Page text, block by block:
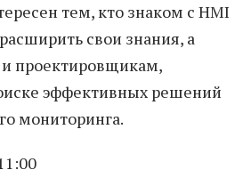
тем, кто знаком с HMI
свои знания, а
проектировщикам,
эффективных решений
мониторинга.